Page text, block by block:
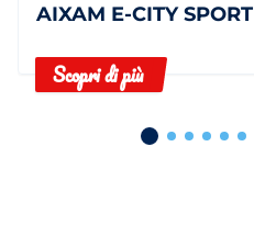
AIXAM E-CITY SPORT
Scopri di più